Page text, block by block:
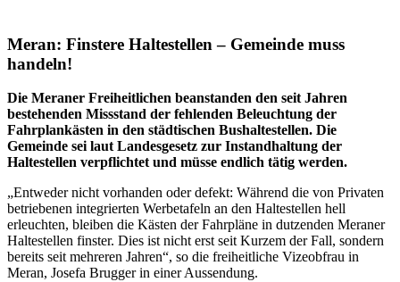
Meran: Finstere Haltestellen – Gemeinde muss
handeln!
Die Meraner Freiheitlichen beanstanden den seit Jahren
bestehenden Missstand der fehlenden Beleuchtung der
Fahrplankästen in den städtischen Bushaltestellen. Die
Gemeinde sei laut Landesgesetz zur Instandhaltung der
Haltestellen verpflichtet und müsse endlich tätig werden.
„Entweder nicht vorhanden oder defekt: Während die von Privaten
betriebenen integrierten Werbetafeln an den Haltestellen hell
erleuchten, bleiben die Kästen der Fahrpläne in dutzenden Meraner
Haltestellen finster. Dies ist nicht erst seit Kurzem der Fall, sondern
bereits seit mehreren Jahren“, so die freiheitliche Vizeobfrau in
Meran, Josefa Brugger in einer Aussendung.